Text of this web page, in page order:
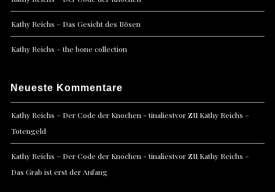
Kathy Reichs – Das Gesicht des Bösen
Kathy Reichs – the bone collection
Neueste Kommentare
Kathy Reichs – Der Code der Knochen - tinaliestvorzu Kathy Reichs –
Totengeld
Kathy Reichs – Der Code der Knochen - tinaliestvorzu Kathy Reichs –
Das Grab ist erst der Anfang